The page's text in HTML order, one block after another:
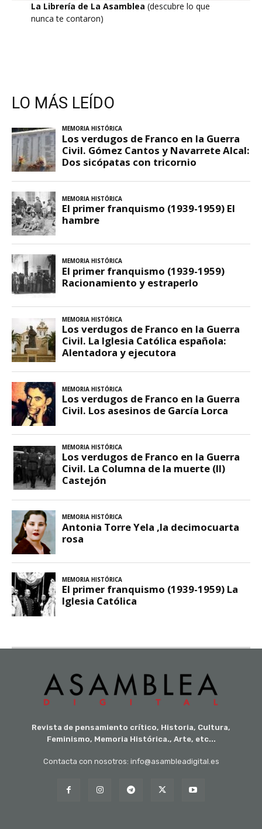
La Librería de La Asamblea (descubre lo que
nunca te contaron)
LO MÁS LEÍDO
Revista de pensamiento crítico, Historia, Cultura,
Feminismo, Memoria Histórica., Arte, etc...
Contacta con nosotros: info@asambleadigital.es